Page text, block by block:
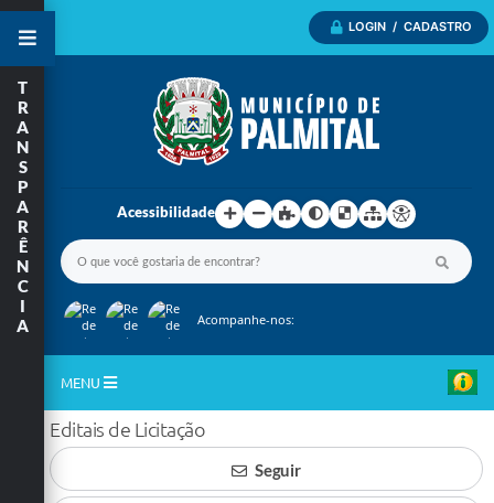
LOGIN / CADASTRO
Acessibilidade
Acompanhe-nos:
MENU
Inicio
T
R
A
N
S
P
A
R
Ê
N
C
I
A
Editais de Licitação
Seguir